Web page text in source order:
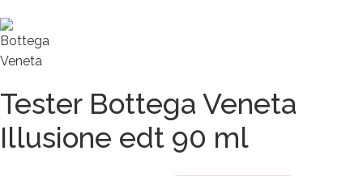
Tester Bottega Veneta
Illusione edt 90 ml